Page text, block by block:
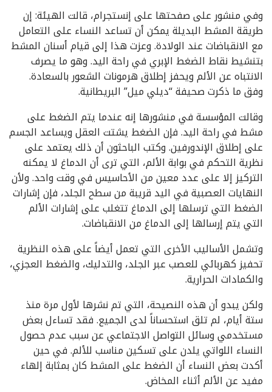
وفي منشور على صفحتها على إنستجرام، قالت الهيئة: إن
طريقة المشط البديلة يمكن أن تساعد النساء على التعامل
مع الانقباضات عند الولادة. وعزت هذا إلى قيام أسنان المشط
بتنشيط نقاط الضغط الإبري في راحة اليد. وهو ما يصرف
الانتباه عن الألم ويحفز إطلاق هرمونات الشعور بالسعادة.
وفق ما ذكرت صحيفة “ديلي ميل” البريطانية.
وقالت المؤسسة في منشورها إنه عندما يتم الضغط على
مشط في راحة اليد. فإن الضغط يشتت العقل ويساعد الجسم
على إطلاق الإندورفين. وكتب الباحثون أن ذلك يعتمد على
نظرية التحكم في بوابة الألم، التي ترى أن الدماغ لا يمكنه
التركيز إلا على عدد معين من الأحاسيس في وقت واحد. ولأن
النهايات العصبية في اليد قريبة من سطح الجلد، فإن إشارات
الضغط التي ترسلها إلى الدماغ تتغلب على إشارات الألم
التي يتم إرسالها إلى الدماغ من الانقباضات.
وتشمل الأساليب الأخرى التي تعمل أيضاً على هذه النظرية
تحفيز كهربائي للعصب عبر الجلد، والتدليك، والضغط العجزي،
والكمادات الحرارية.
ولكن يبدو أن هذه النصيحة، التي تم نشرها لأول مرة منذ
ستة أيام، لم تلق استحساناً لدى الجميع. فقد تساءل بعض
مستخدمي وسائل التواصل الاجتماعي عن سبب عدم حصول
النساء اللواتي يلدن على تسكين مناسب للألم. في حين
أكدت بعض النساء أن الضغط على المشط كان بمثابة إلهاء
مفيد عن الألم أثناء المخاض.